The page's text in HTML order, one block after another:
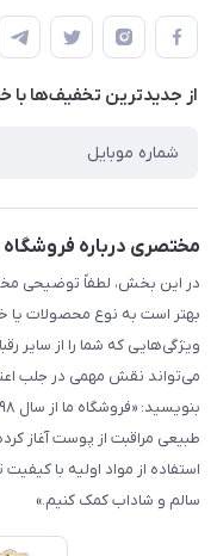
لیست محصولات
درباره ما
قوانین و مقررات
حریم خصوصی
راهنما
از جدید‌ترین تخفیف‌ها با‌
مختصری درباره فروشگاه
در این بخش، لطفاً توضیحی
بهتر است به نوع محصولات یا
ویژگی‌هایی که شما را از سایر
می‌تواند نقش مهمی در جلب
طبیعی مراقبت از پوست آغاز
استفاده از مواد اولیه با
سالم و شاداب کمک کنیم.»